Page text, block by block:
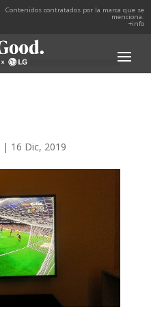
Contenidos contratados por la marca que se
menciona.
+info
| 16 Dic, 2019